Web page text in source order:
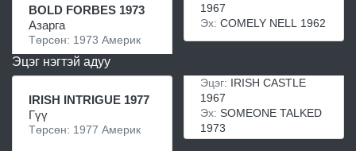
BOLD FORBES 1973
Азарга
Төрсөн: 1973 Америк
1967
Эх: COMELY NELL 1962
Эцэг нэгтэй адуу
IRISH INTRIGUE 1977
Гүү
Төрсөн: 1977 Америк
Эцэг: IRISH CASTLE
1967
Эх: SOMEONE TALKED
1973